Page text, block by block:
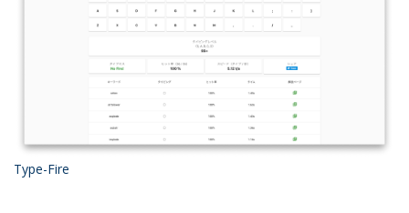
Type-Fire